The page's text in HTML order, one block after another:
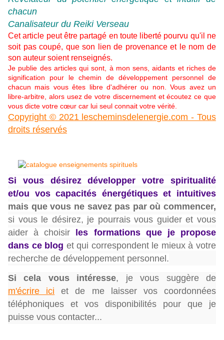
chacun
Canalisateur du Reiki Verseau
Cet article peut être partagé en toute liberté pourvu qu'il ne
soit pas coupé, que son lien de provenance et le nom de
son auteur soient renseignés.
Je publie des articles qui sont, à mon sens, aidants et riches de
signification pour le chemin de développement personnel de
chacun mais vous êtes libre d'adhérer ou non. Vous avez un
libre-arbitre, alors usez de votre discernement et écoutez ce que
vous dicte votre cœur car lui seul connait votre vérité.
Copyright © 2021 lescheminsdelenergie.com - Tous
droits réservés
Si vous désirez développer votre spiritualité
et/ou vos capacités énergétiques et intuitives
mais que vous ne savez pas par où commencer,
si vous le désirez, je pourrais vous guider et vous
aider à choisir
les formations que je propose
dans ce blog et qui correspondent le mieux à votre
recherche de développement personnel.
Si cela vous intéresse,
je vous suggère de
m'écrire ici et de me laisser vos coordonnées
téléphoniques et vos disponibilités pour que je
puisse vous contacter...